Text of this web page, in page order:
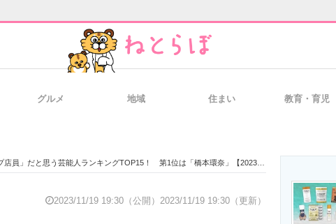
経営リーダーのコミュニティ
グルメ 地域 住まい 教育・育児
員」だと思う芸能人ランキングTOP15！ 第1位は「橋本環奈」【2023年最新調査結果】
2023/11/19 19:30（公開） 2023/11/19 19:30（更新）